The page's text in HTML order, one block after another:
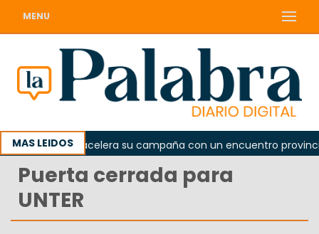
MENU
MAS LEIDOS
peronismo acelera su campaña con un encuentro provincial
Puerta cerrada para
UNTER